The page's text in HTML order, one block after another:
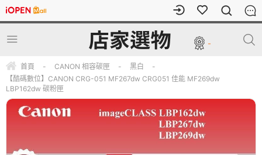
-
首頁 - CANON 相容碳匣 - 黑白
-
【酷碼數位】CANON CRG-051 MF267dw CRG051 佳能 MF269dw
LBP162dw 碳粉匣